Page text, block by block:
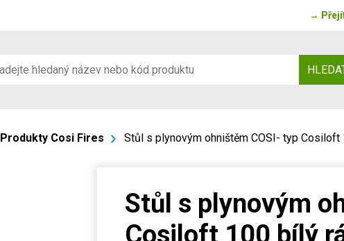
→
Produkty Cosi Fires Stůl s plynovým ohništěm COSI- typ
Stůl s plynovým
Cosiloft 100 bílý